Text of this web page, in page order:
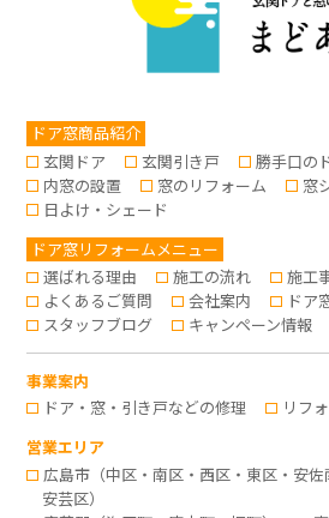
ドア窓商品紹介
玄関ドア
玄関引き戸 勝手口の
内窓の設置
窓のリフォーム
窓
日よけ・シェード
ドア窓リフォームメニュー
選ばれる理由
施工の流れ
施工
よくあるご質問
会社案内
ドア
スタッフブログ
キャンペーン情報
事業案内
ドア・窓・引き戸などの修理
リフ
営業エリア
広島市（中区・南区・西区・東区・安佐
安芸区）